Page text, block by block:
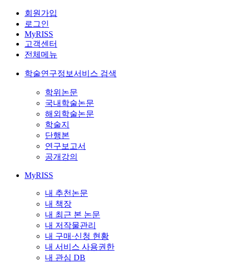
회원가입
로그인
MyRISS
고객센터
전체메뉴
학술연구정보서비스 검색
학위논문
국내학술논문
해외학술논문
학술지
단행본
연구보고서
공개강의
MyRISS
내 추천논문
내 책장
내 최근 본 논문
내 저작물관리
내 구매·신청 현황
내 서비스 사용권한
내 관심 DB